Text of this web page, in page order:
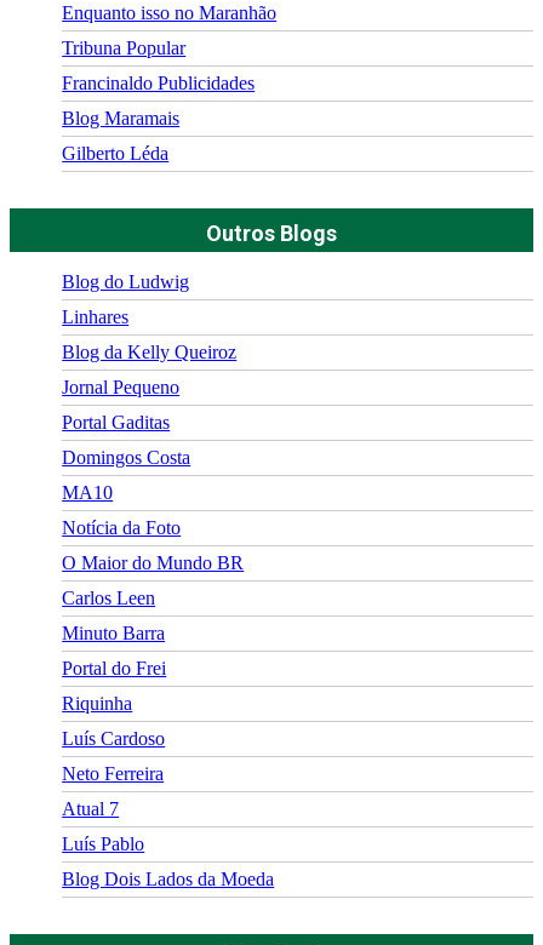
Enquanto isso no Maranhão
Tribuna Popular
Francinaldo Publicidades
Blog Maramais
Gilberto Léda
Outros Blogs
Blog do Ludwig
Linhares
Blog da Kelly Queiroz
Jornal Pequeno
Portal Gaditas
Domingos Costa
MA10
Notícia da Foto
O Maior do Mundo BR
Carlos Leen
Minuto Barra
Portal do Frei
Riquinha
Luís Cardoso
Neto Ferreira
Atual 7
Luís Pablo
Blog Dois Lados da Moeda